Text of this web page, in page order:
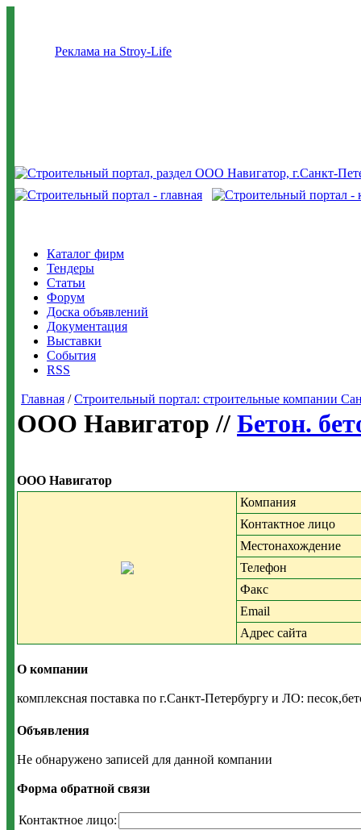
Реклама на Stroy-Life
Каталог фирм
Тендеры
Статьи
Форум
Доска объявлений
Документация
Выставки
События
RSS
Главная /Строительный портал: строительные компании
ООО Навигатор // Бетон.
ООО Навигатор
Компания
Контактное лицо
Местонахождение
Телефон
Факс
Email
Адрес сайта
О компании
комплексная поставка по г.Санкт-Петербургу и ЛО:
Объявления
Не обнаружено записей для данной компании
Форма обратной связи
Контактное лицо: